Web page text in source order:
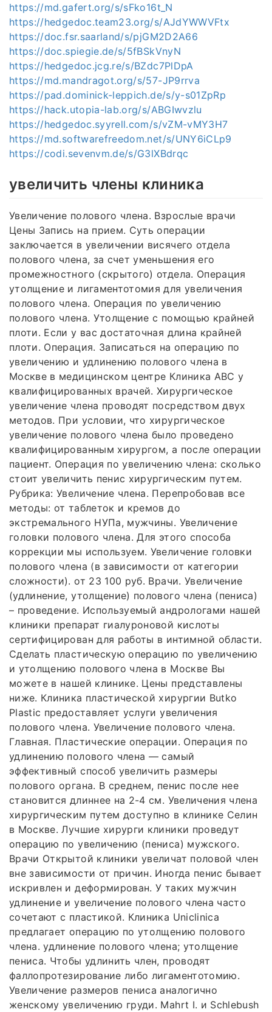
https://md.gafert.org/s/sFko16t_N
https://hedgedoc.team23.org/s/AJdYWWVFtx
https://doc.fsr.saarland/s/pjGM2D2A66
https://doc.spiegie.de/s/5fBSkVnyN
https://hedgedoc.jcg.re/s/BZdc7PlDpA
https://md.mandragot.org/s/57-JP9rrva
https://pad.dominick-leppich.de/s/y-s01ZpRp
https://hack.utopia-lab.org/s/ABGIwvzlu
https://hedgedoc.syyrell.com/s/vZM-vMY3H7
https://md.softwarefreedom.net/s/UNY6iCLp9
https://codi.sevenvm.de/s/G3lXBdrqc
увеличить члены клиника
Увеличение полового члена. Взрослые врачи
Цены Запись на прием. Суть операции
заключается в увеличении висячего отдела
полового члена, за счет уменьшения его
промежностного (скрытого) отдела. Операция
утолщение и лигаментотомия для увеличения
полового члена. Операция по увеличению
полового члена. Утолщение с помощью крайней
плоти. Если у вас достаточная длина крайней
плоти. Операция. Записаться на операцию по
увеличению и удлинению полового члена в
Москве в медицинском центре Клиника ABC у
квалифицированных врачей. Хирургическое
увеличение члена проводят посредством двух
методов. При условии, что хирургическое
увеличение полового члена было проведено
квалифицированным хирургом, а после операции
пациент. Операция по увеличению члена: сколько
стоит увеличить пенис хирургическим путем.
Рубрика: Увеличение члена. Перепробовав все
методы: от таблеток и кремов до
экстремального НУПа, мужчины. Увеличение
головки полового члена. Для этого способа
коррекции мы используем. Увеличение головки
полового члена (в зависимости от категории
сложности). от 23 100 руб. Врачи. Увеличение
(удлинение, утолщение) полового члена (пениса)
– проведение. Используемый андрологами нашей
клиники препарат гиалуроновой кислоты
сертифицирован для работы в интимной области.
Сделать пластическую операцию по увеличению
и утолщению полового члена в Москве Вы
можете в нашей клинике. Цены представлены
ниже. Клиника пластической хирургии Butko
Plastic предоставляет услуги увеличения
полового члена. Увеличение полового члена.
Главная. Пластические операции. Операция по
удлинению полового члена — самый
эффективный способ увеличить размеры
полового органа. В среднем, пенис после нее
становится длиннее на 2-4 см. Увеличения члена
хирургическим путем доступно в клинике Селин
в Москве. Лучшие хирурги клиники проведут
операцию по увеличению (пениса) мужского.
Врачи Открытой клиники увеличат половой член
вне зависимости от причин. Иногда пенис бывает
искривлен и деформирован. У таких мужчин
удлинение и увеличение полового члена часто
сочетают с пластикой. Клиника Uniclinica
предлагает операцию по утолщению полового
члена. удлинение полового члена; утолщение
пениса. Чтобы удлинить член, проводят
фаллопротезирование либо лигаментотомию.
Увеличение размеров пениса аналогично
женскому увеличению груди. Mahrt I. и Schlebush